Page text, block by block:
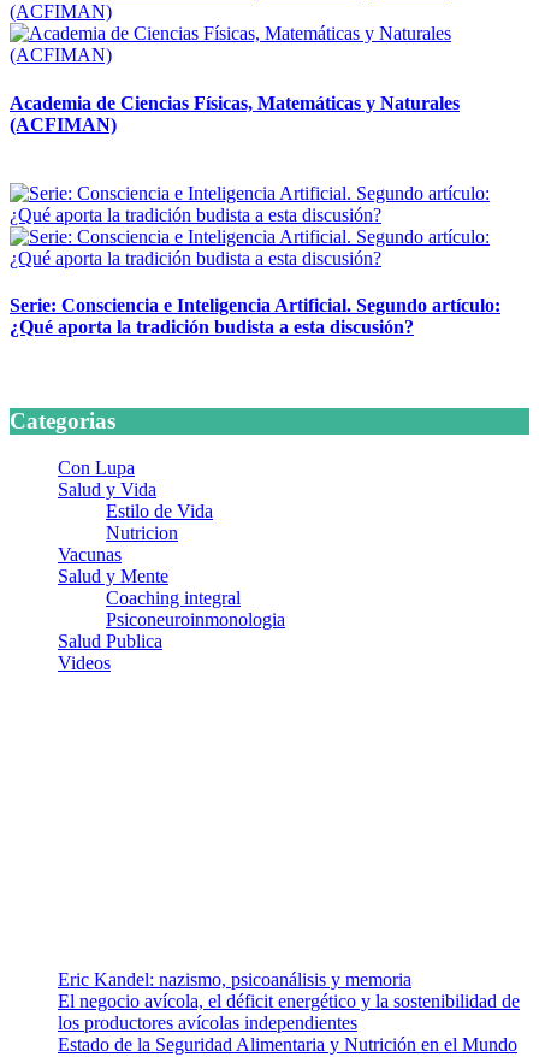
Academia de Ciencias Físicas, Matemáticas y Naturales
(ACFIMAN)
Serie: Consciencia e Inteligencia Artificial. Segundo artículo:
¿Qué aporta la tradición budista a esta discusión?
Categorias
Con Lupa
Salud y Vida
Estilo de Vida
Nutricion
Vacunas
Salud y Mente
Coaching integral
Psiconeuroinmonologia
Salud Publica
Videos
Eric Kandel: nazismo, psicoanálisis y memoria
El negocio avícola, el déficit energético y la sostenibilidad de
los productores avícolas independientes
Estado de la Seguridad Alimentaria y Nutrición en el Mundo